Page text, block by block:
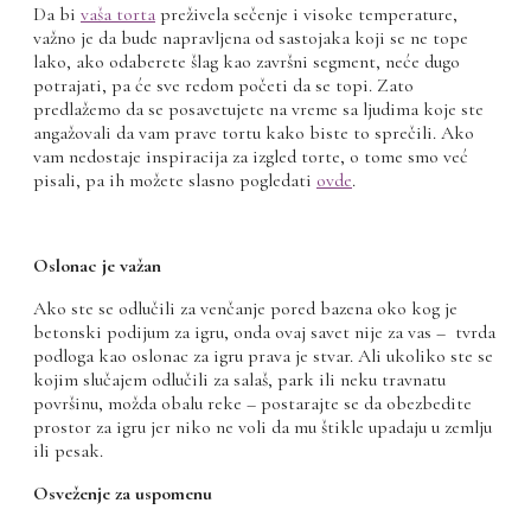
Da bi vaša torta preživela sečenje i visoke temperature,
važno je da bude napravljena od sastojaka koji se ne tope
lako, ako odaberete šlag kao završni segment, neće dugo
potrajati, pa će sve redom početi da se topi. Zato
predlažemo da se posavetujete na vreme sa ljudima koje ste
angažovali da vam prave tortu kako biste to sprečili. Ako
vam nedostaje inspiracija za izgled torte, o tome smo već
pisali, pa ih možete slasno pogledati ovde.
Oslonac je važan
Ako ste se odlučili za venčanje pored bazena oko kog je
betonski podijum za igru, onda ovaj savet nije za vas – tvrda
podloga kao oslonac za igru prava je stvar. Ali ukoliko ste se
kojim slučajem odlučili za salaš, park ili neku travnatu
površinu, možda obalu reke – postarajte se da obezbedite
prostor za igru jer niko ne voli da mu štikle upadaju u zemlju
ili pesak.
Osveženje za uspomenu